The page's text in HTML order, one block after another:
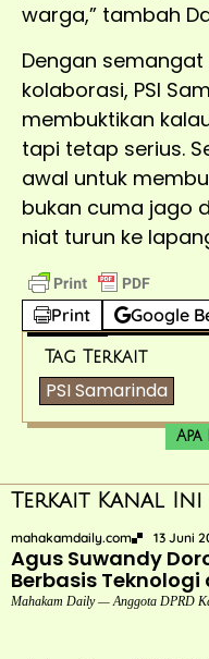
warga,” tambah
Dengan
kolaborasi, PSI
membuktikan
tapi tetap serius.
awal untuk
bukan cuma jago
niat turun ke
Print Google
Tag Terkait
PSI Samarinda
Terkait Kanal Ini
mahakamdaily.com 13 Juni
Agus Suwandy
Berbasis
Mahakam Daily — Anggota DPRD